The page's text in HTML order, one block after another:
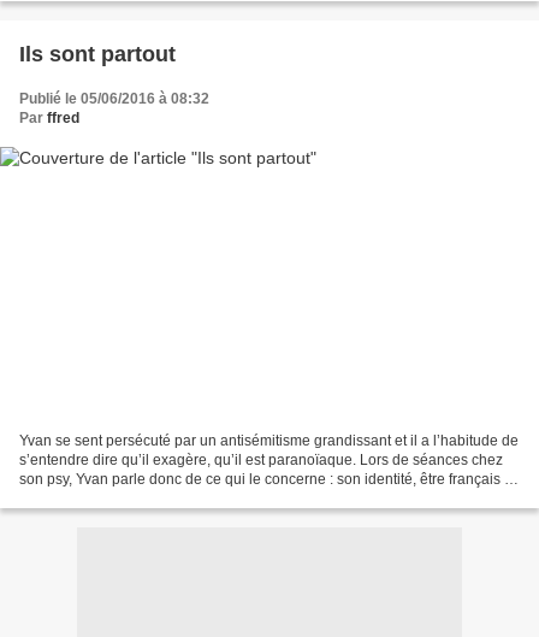
Ils sont partout
Publié le 05/06/2016 à 08:32
Par ffred
Yvan se sent persécuté par un antisémitisme grandissant et il a l’habitude de
s’entendre dire qu’il exagère, qu’il est paranoïaque. Lors de séances chez
son psy, Yvan parle donc de ce qui le concerne : son identité, être français et